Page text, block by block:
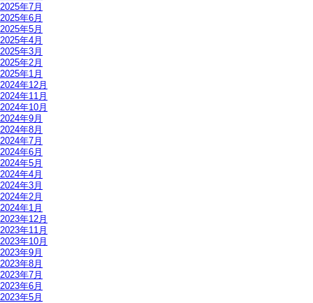
2025年7月
2025年6月
2025年5月
2025年4月
2025年3月
2025年2月
2025年1月
2024年12月
2024年11月
2024年10月
2024年9月
2024年8月
2024年7月
2024年6月
2024年5月
2024年4月
2024年3月
2024年2月
2024年1月
2023年12月
2023年11月
2023年10月
2023年9月
2023年8月
2023年7月
2023年6月
2023年5月